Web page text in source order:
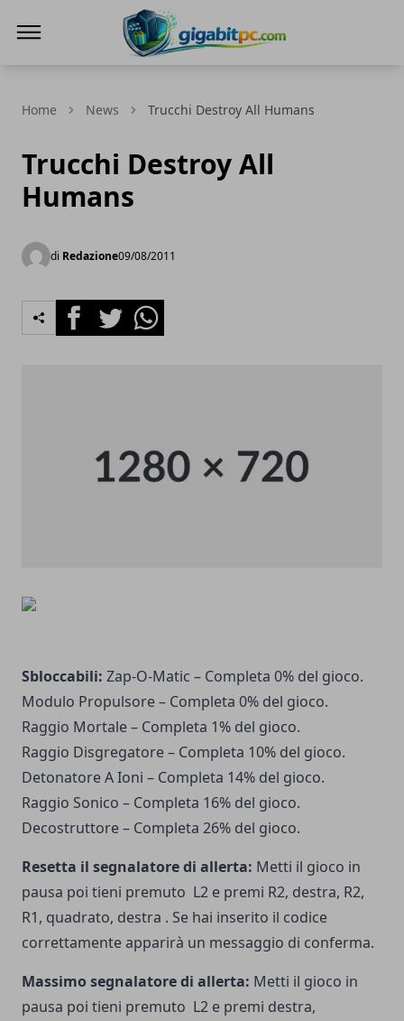
Home News Trucchi Destroy All Humans
Trucchi Destroy All
Humans
di Redazione09/08/2011
FacebookTwitterWhatsapp
Sbloccabili: Zap-O-Matic – Completa 0% del gioco.
Modulo Propulsore – Completa 0% del gioco.
Raggio Mortale – Completa 1% del gioco.
Raggio Disgregatore – Completa 10% del gioco.
Detonatore A Ioni – Completa 14% del gioco.
Raggio Sonico – Completa 16% del gioco.
Decostruttore – Completa 26% del gioco.
Resetta il segnalatore di allerta: Metti il gioco in
pausa poi tieni premuto L2 e premi R2, destra, R2,
R1, quadrato, destra . Se hai inserito il codice
correttamente apparirà un messaggio di conferma.
Massimo segnalatore di allerta: Metti il gioco in
pausa poi tieni premuto L2 e premi destra,